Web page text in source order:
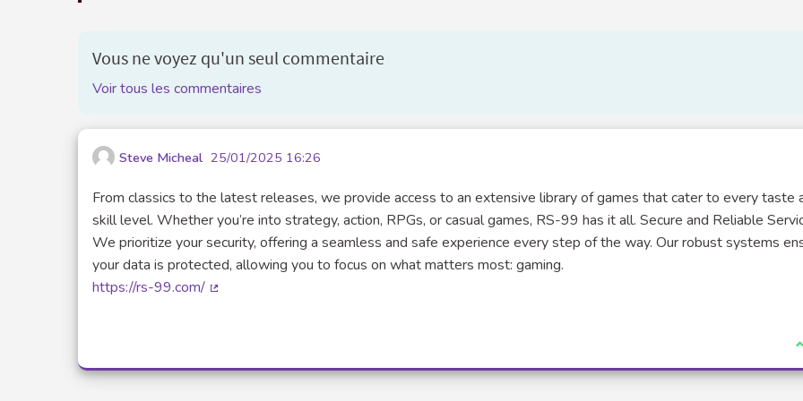
Vous ne voyez qu'un seul commentaire
Voir tous les commentaires
Steve Micheal 25/01/2025 16:26
From classics to the latest releases, we provide access to an extensive library of games that cater to every taste
skill level. Whether you’re into strategy, action, RPGs, or casual games, RS-99 has it all. Secure and Reliable
We prioritize your security, offering a seamless and safe experience every step of the way. Our robust systems
your data is protected, allowing you to focus on what matters most: gaming.
https://rs-99.com/